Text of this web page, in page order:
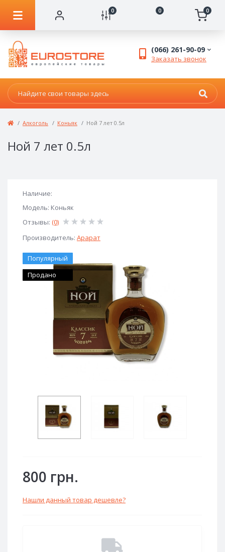
0 0 0
(066) 261-90-09
Заказать звонок
Алкоголь Коньяк Ной 7 лет 0.5л
Ной 7 лет 0.5л
Наличие:
Модель: Коньяк
Отзывы: (0)
Производитель: Арарат
Популярный
Продано
800 грн.
Нашли данный товар дешевле?